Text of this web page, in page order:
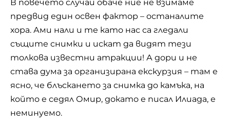
В повечето случаи обаче ние не взимаме
предвид един освен фактор – останалите
хора. Ами нали и те като нас са гледали
същите снимки и искат да видят тези
толкова известни атракции! А дори и не
става дума за организирана екскурзия – там е
ясно, че блъскането за снимка до камъка, на
който е седял Омир, докато е писал Илиада, е
неминуемо.